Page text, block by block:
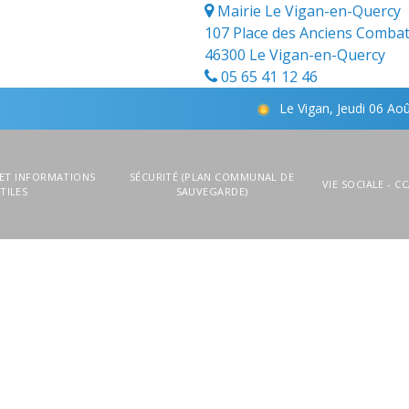
Mairie Le Vigan-en-Quercy
107 Place des Anciens
46300 Le Vigan-en-Quercy
05 65 41 12 46
Le Vigan, Jeudi 06
INFORMATIONS
SÉCURITÉ (PLAN COMMUNAL DE
SAUVEGARDE)
VIE SOCIALE -